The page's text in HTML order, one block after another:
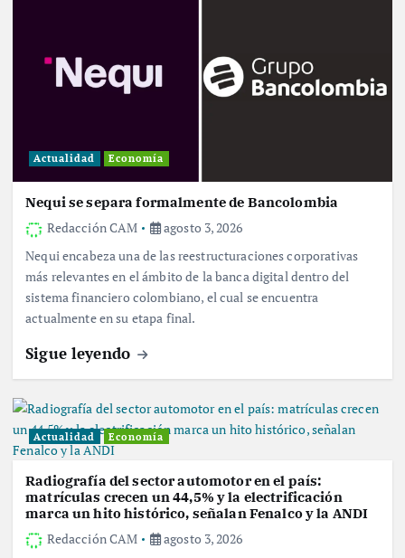
Actualidad Economía
Nequi se separa formalmente de Bancolombia
Redacción CAM
agosto 3, 2026
Nequi encabeza una de las reestructuraciones corporativas
más relevantes en el ámbito de la banca digital dentro del
sistema financiero colombiano, el cual se encuentra
actualmente en su etapa final.
Sigue leyendo
Actualidad Economía
Radiografía del sector automotor en el país:
matrículas crecen un 44,5% y la electrificación
marca un hito histórico, señalan Fenalco y la ANDI
Redacción CAM
agosto 3, 2026